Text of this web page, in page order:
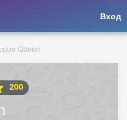
Вход
Queen
200